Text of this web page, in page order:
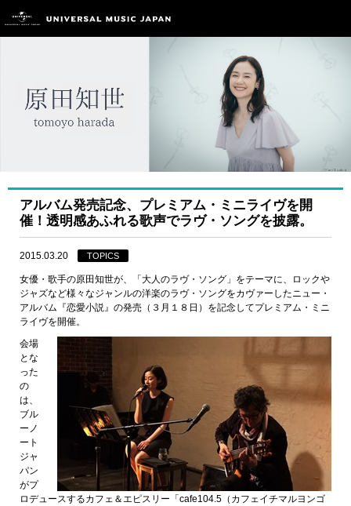
アルバム発売記念、プレミアム・ミニライヴを開
催！透明感あふれる歌声でラヴ・ソングを披露。
2015.03.20 TOPICS
女優・歌手の原田知世が、「大人のラヴ・ソング」をテーマに、ロックや
ジャズなど様々なジャンルの洋楽のラヴ・ソングをカヴァーしたニュー・
アルバム『恋愛小説』の発売（３月１８日）を記念してプレミアム・ミニ
ライヴを開催。
会場
とな
った
の
は、
ブル
ーノ
ート
ジャ
パン
がプ
ロデュースするカフェ＆エピスリー「cafe104.5（カフェイチマルヨンゴ